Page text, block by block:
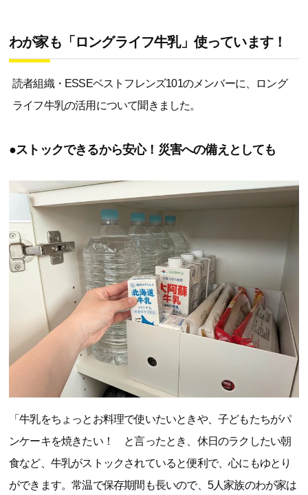
わが家も「ロングライフ牛乳」使っています！
読者組織・ESSEベストフレンズ101のメンバーに、ロング
ライフ牛乳の活用について聞きました。
●ストックできるから安心！災害への備えとしても
「牛乳をちょっとお料理で使いたいときや、子どもたちがパ
ンケーキを焼きたい！ と言ったとき、休日のラクしたい朝
食など、牛乳がストックされていると便利で、心にもゆとり
ができます。常温で保存期間も長いので、5人家族のわが家は